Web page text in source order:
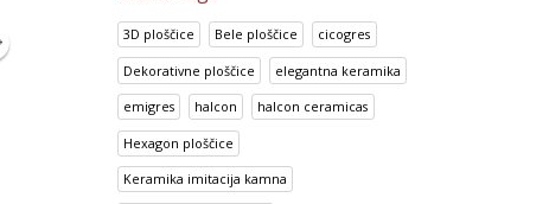
3D ploščice Bele ploščice cicogres
Dekorativne ploščice elegantna keramika
emigres halcon halcon ceramicas
Hexagon ploščice
Keramika imitacija kamna